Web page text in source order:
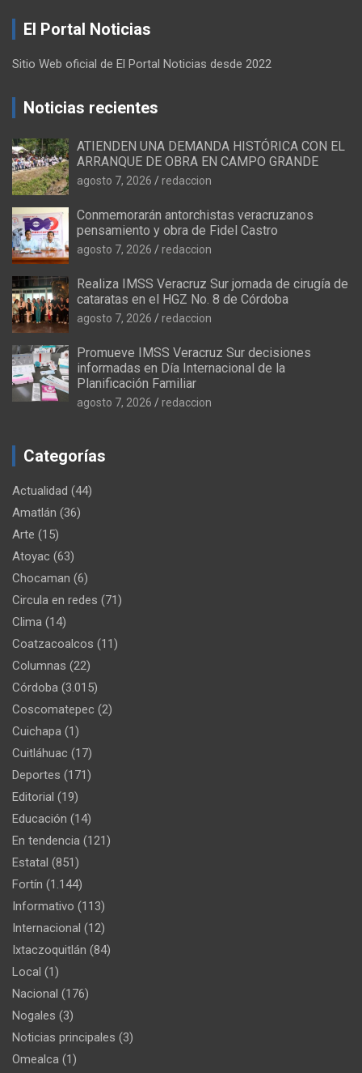
El Portal Noticias
Sitio Web oficial de El Portal Noticias desde 2022
Noticias recientes
ATIENDEN UNA DEMANDA HISTÓRICA CON EL
ARRANQUE DE OBRA EN CAMPO GRANDE
agosto 7, 2026 redaccion
Conmemorarán antorchistas veracruzanos
pensamiento y obra de Fidel Castro
agosto 7, 2026 redaccion
Realiza IMSS Veracruz Sur jornada de cirugía de
cataratas en el HGZ No. 8 de Córdoba
agosto 7, 2026 redaccion
Promueve IMSS Veracruz Sur decisiones
informadas en Día Internacional de la
Planificación Familiar
agosto 7, 2026 redaccion
Categorías
Actualidad (44)
Amatlán (36)
Arte (15)
Atoyac (63)
Chocaman (6)
Circula en redes (71)
Clima (14)
Coatzacoalcos (11)
Columnas (22)
Córdoba (3.015)
Coscomatepec (2)
Cuichapa (1)
Cuitláhuac (17)
Deportes (171)
Editorial (19)
Educación (14)
En tendencia (121)
Estatal (851)
Fortín (1.144)
Informativo (113)
Internacional (12)
Ixtaczoquitlán (84)
Local (1)
Nacional (176)
Nogales (3)
Noticias principales (3)
Omealca (1)